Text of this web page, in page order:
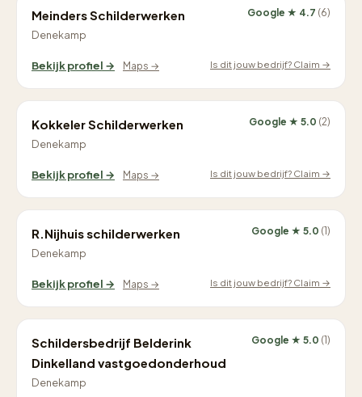
Meinders Schilderwerken
Denekamp
Google ★ 4.7 (6)
Bekijk profiel → Maps → Is dit jouw bedrijf? Claim →
Kokkeler Schilderwerken
Denekamp
Google ★ 5.0 (2)
Bekijk profiel → Maps → Is dit jouw bedrijf? Claim →
R.Nijhuis schilderwerken
Denekamp
Google ★ 5.0 (1)
Bekijk profiel → Maps → Is dit jouw bedrijf? Claim →
Schildersbedrijf Belderink
Dinkelland vastgoedonderhoud
Denekamp
Google ★ 5.0 (1)